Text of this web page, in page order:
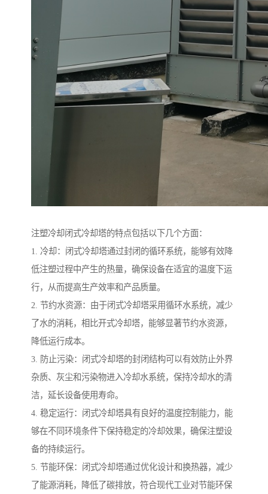
注塑冷却闭式冷却塔的特点包括以下几个方面：
1. 冷却：闭式冷却塔通过封闭的循环系统，能够有效降
低注塑过程中产生的热量，确保设备在适宜的温度下运
行，从而提高生产效率和产品质量。
2. 节约水资源：由于闭式冷却塔采用循环水系统，减少
了水的消耗，相比开式冷却塔，能够显著节约水资源，
降低运行成本。
3. 防止污染：闭式冷却塔的封闭结构可以有效防止外界
杂质、灰尘和污染物进入冷却水系统，保持冷却水的清
洁，延长设备使用寿命。
4. 稳定运行：闭式冷却塔具有良好的温度控制能力，能
够在不同环境条件下保持稳定的冷却效果，确保注塑设
备的持续运行。
5. 节能环保：闭式冷却塔通过优化设计和换热器，减少
了能源消耗，降低了碳排放，符合现代工业对节能环保